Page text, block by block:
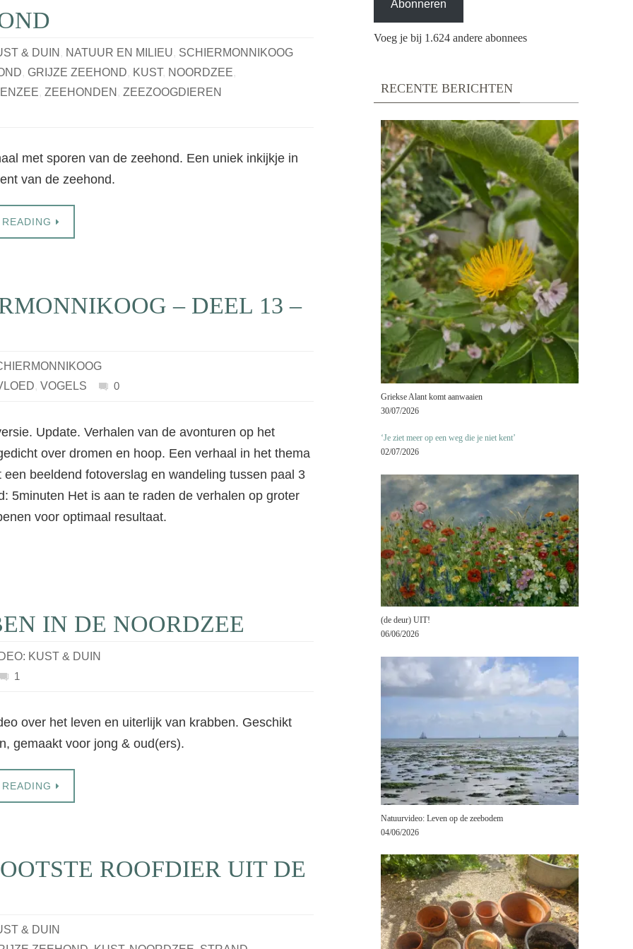
& DUIN , NATUUR EN MILIEU, SCHIERMONNIKOOG
, GRIJZE ZEEHOND, KUST, NOORDZEE,
, ZEEHONDEN , ZEEZOOGDIEREN
met sporen van de zeehond. Een uniek inkijkje in
van de zeehond.
– DEEL 13 –
, VOGELS 0
Update. Verhalen van de avonturen op het
over dromen en hoop. Een verhaal in het thema
een beeldend fotoverslag en wandeling tussen paal 3
5minuten Het is aan te raden de verhalen op groter
voor optimaal resultaat.
IN DE NOORDZEE
KUST & DUIN
1
over het leven en uiterlijk van krabben. Geschikt
gemaakt voor jong & oud(ers).
ROOFDIER UIT DE
& DUIN
Abonneren
Voeg je bij 1.624 andere abonnees
RECENTE BERICHTEN
Griekse Alant komt aanwaaien
30/07/2026
‘Je ziet meer op een weg die je niet kent’
02/07/2026
(de deur) UIT!
06/06/2026
Natuurvideo: Leven op de zeebodem
04/06/2026